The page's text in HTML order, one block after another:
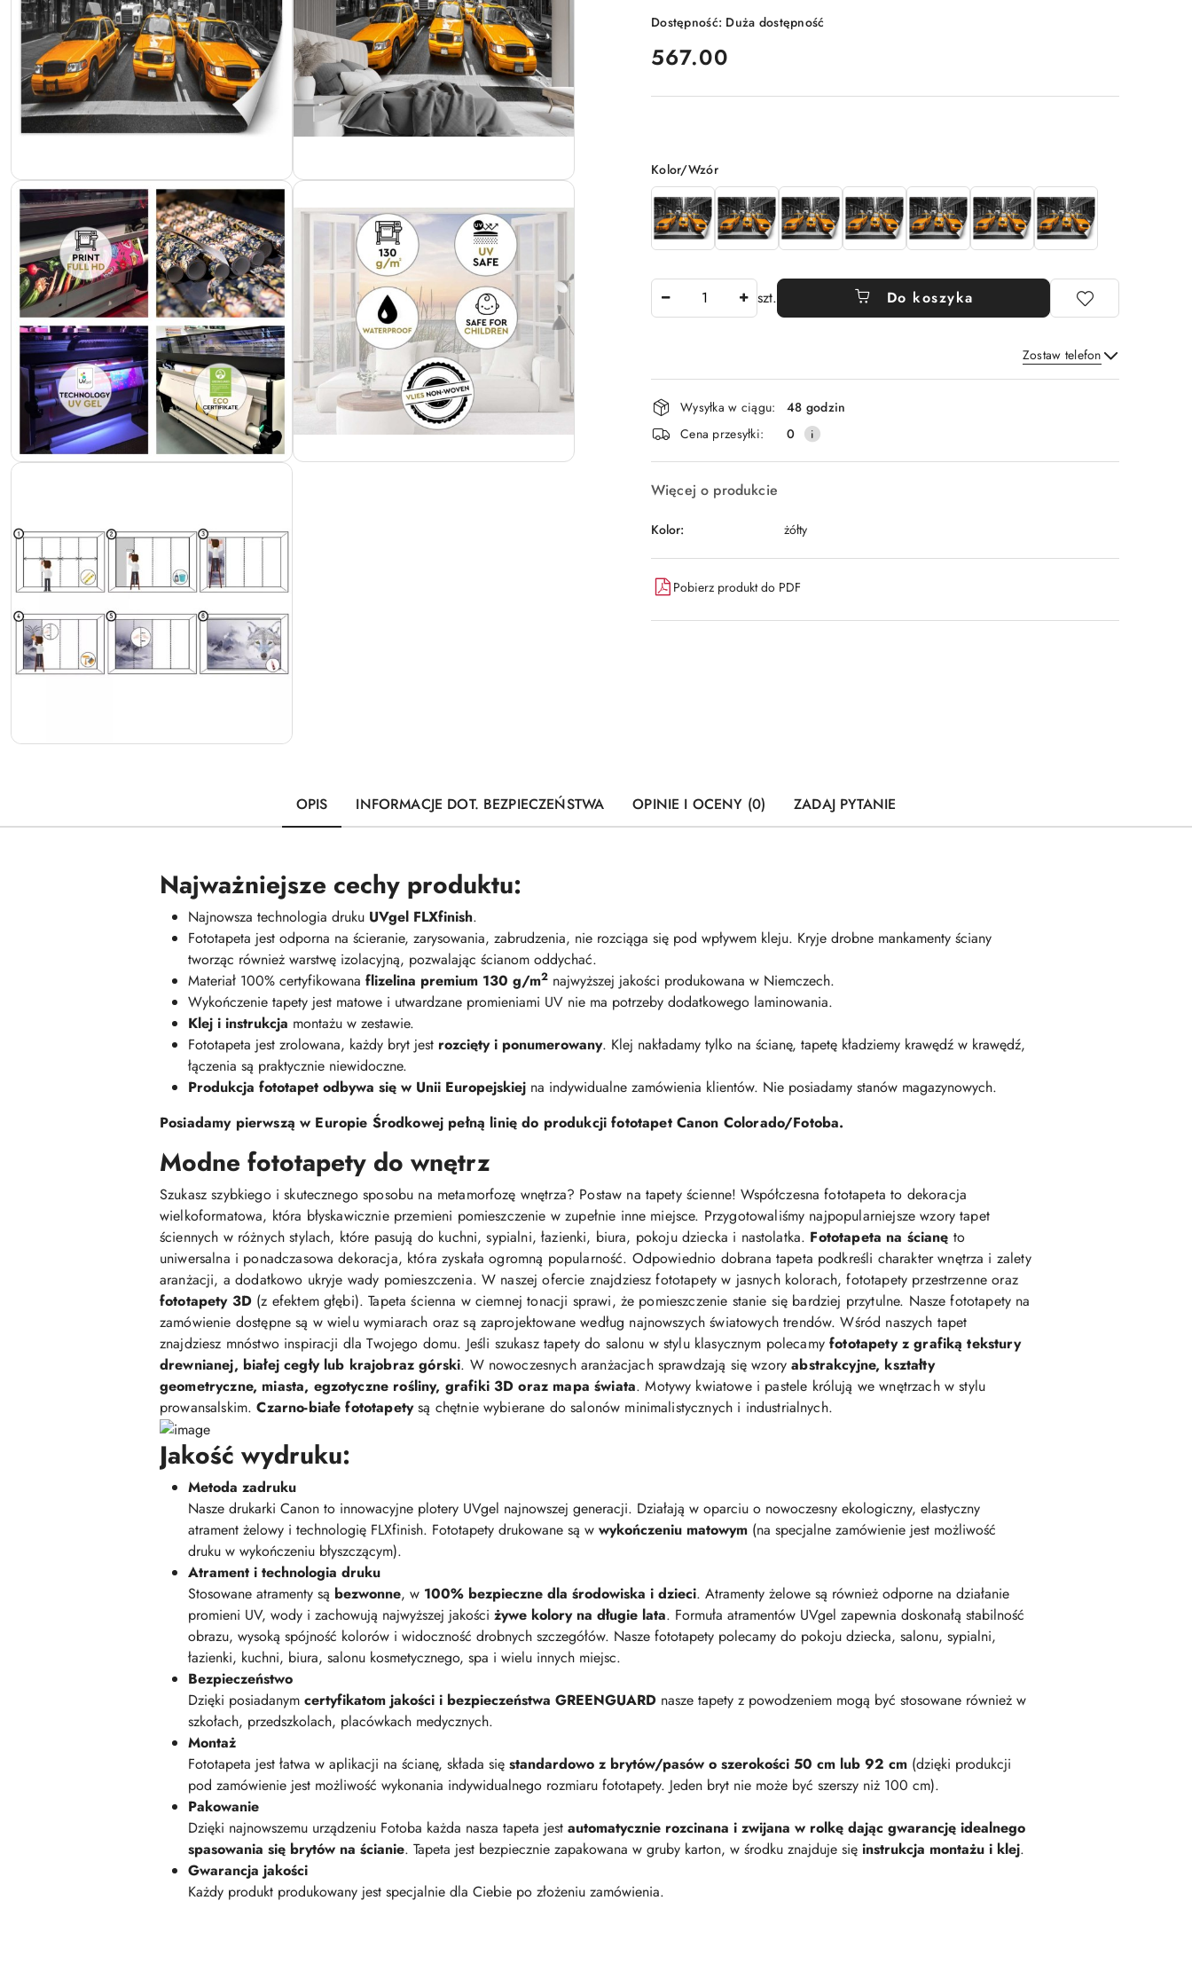
Dostępność: Duża dostępność
cena:
567.00
Wariant
Kolor/Wzór
szt. Do koszyka
Zostaw telefon
Wyślij
Dostępność
i
dostawa
Wysyłka w ciągu:
48 godzin
Cena przesyłki:
0
Więcej o produkcie
Kolor: żółty
Pobierz produkt do PDF
OPIS INFORMACJE DOT. BEZPIECZEŃSTWA OPINIE I OCENY (0) ZADAJ PYTANIE
Najważniejsze cechy produktu:
Najnowsza technologia druku UVgel FLXfinish.
Fototapeta jest odporna na ścieranie, zarysowania, zabrudzenia, nie rozciąga się pod wpływem kleju. Kryje drobne mankamenty ściany
tworząc również warstwę izolacyjną, pozwalając ścianom oddychać.
Materiał 100% certyfikowana flizelina premium 130 g/m2 najwyższej jakości produkowana w Niemczech.
Wykończenie tapety jest matowe i utwardzane promieniami UV nie ma potrzeby dodatkowego laminowania.
Klej i instrukcja montażu w zestawie.
Fototapeta jest zrolowana, każdy bryt jest rozcięty i ponumerowany. Klej nakładamy tylko na ścianę, tapetę kładziemy krawędź w krawędź,
łączenia są praktycznie niewidoczne.
Produkcja fototapet odbywa się w Unii Europejskiej na indywidualne zamówienia klientów. Nie posiadamy stanów magazynowych.
Posiadamy pierwszą w Europie Środkowej pełną linię do produkcji fototapet Canon Colorado/Fotoba.
Modne fototapety do wnętrz
Szukasz szybkiego i skutecznego sposobu na metamorfozę wnętrza? Postaw na tapety ścienne! Współczesna fototapeta to dekoracja
wielkoformatowa, która błyskawicznie przemieni pomieszczenie w zupełnie inne miejsce. Przygotowaliśmy najpopularniejsze wzory tapet
ściennych w różnych stylach, które pasują do kuchni, sypialni, łazienki, biura, pokoju dziecka i nastolatka. Fototapeta na ścianę to
uniwersalna i ponadczasowa dekoracja, która zyskała ogromną popularność. Odpowiednio dobrana tapeta podkreśli charakter wnętrza i zalety
aranżacji, a dodatkowo ukryje wady pomieszczenia. W naszej ofercie znajdziesz fototapety w jasnych kolorach, fototapety przestrzenne oraz
fototapety 3D (z efektem głębi). Tapeta ścienna w ciemnej tonacji sprawi, że pomieszczenie stanie się bardziej przytulne. Nasze fototapety na
zamówienie dostępne są w wielu wymiarach oraz są zaprojektowane według najnowszych światowych trendów. Wśród naszych tapet
znajdziesz mnóstwo inspiracji dla Twojego domu. Jeśli szukasz tapety do salonu w stylu klasycznym polecamyfototapety z grafiką tekstury
drewnianej, białej cegły lub krajobraz górski. W nowoczesnych aranżacjach sprawdzają się wzoryabstrakcyjne, kształty
geometryczne, miasta, egzotyczne rośliny, grafiki 3D oraz mapa świata. Motywy kwiatowe i pastele królują we wnętrzach w stylu
prowansalskim.Czarno-białe fototapetysą chętnie wybierane do salonów minimalistycznych i industrialnych.
Jakość wydruku:
Metoda zadruku
Nasze drukarki Canon to innowacyjne plotery UVgel najnowszej generacji. Działają w oparciu o nowoczesny ekologiczny, elastyczny
atrament żelowy i technologię FLXfinish. Fototapety drukowane są w wykończeniu matowym (na specjalne zamówienie jest możliwość
druku w wykończeniu błyszczącym).
Atrament i technologia druku
Stosowane atramenty są bezwonne, w 100% bezpieczne dla środowiska i dzieci. Atramenty żelowe są również odporne na działanie
promieni UV, wody i zachowują najwyższej jakości żywe kolory na długie lata. Formuła atramentów UVgel zapewnia doskonałą stabilność
obrazu, wysoką spójność kolorów i widoczność drobnych szczegółów. Nasze fototapety polecamy do pokoju dziecka, salonu, sypialni,
łazienki, kuchni, biura, salonu kosmetycznego, spa i wielu innych miejsc.
Bezpieczeństwo
Dzięki posiadanym certyfikatom jakości i bezpieczeństwa GREENGUARD nasze tapety z powodzeniem mogą być stosowane również w
szkołach, przedszkolach, placówkach medycznych.
Montaż
Fototapeta jest łatwa w aplikacji na ścianę, składa się standardowo z brytów/pasów o szerokości 50 cm lub 92 cm (dzięki produkcji
pod zamówienie jest możliwość wykonania indywidualnego rozmiaru fototapety. Jeden bryt nie może być szerszy niż 100 cm).
Pakowanie
Dzięki najnowszemu urządzeniu Fotoba każda nasza tapeta jest automatycznie rozcinana i zwijana w rolkę dając gwarancję idealnego
spasowania się brytów na ścianie. Tapeta jest bezpiecznie zapakowana w gruby karton, w środku znajduje się instrukcja montażu i klej.
Gwarancja jakości
Każdy produkt produkowany jest specjalnie dla Ciebie po złożeniu zamówienia.